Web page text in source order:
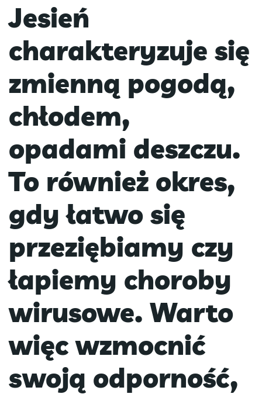
Jesień
charakteryzuje się
zmienną pogodą,
chłodem,
opadami deszczu.
To również okres,
gdy łatwo się
przeziębiamy czy
łapiemy choroby
wirusowe. Warto
więc wzmocnić
swoją odporność,